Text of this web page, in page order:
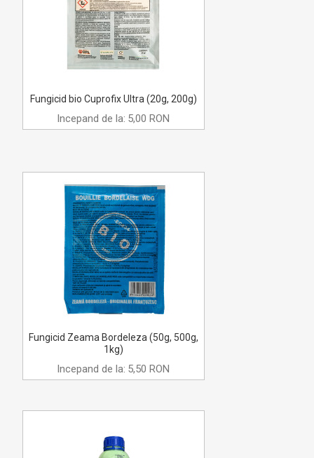
Fungicid bio Cuprofix Ultra (20g, 200g)
Incepand de la: 5,00 RON
Fungicid Zeama Bordeleza (50g, 500g,
1kg)
Incepand de la: 5,50 RON